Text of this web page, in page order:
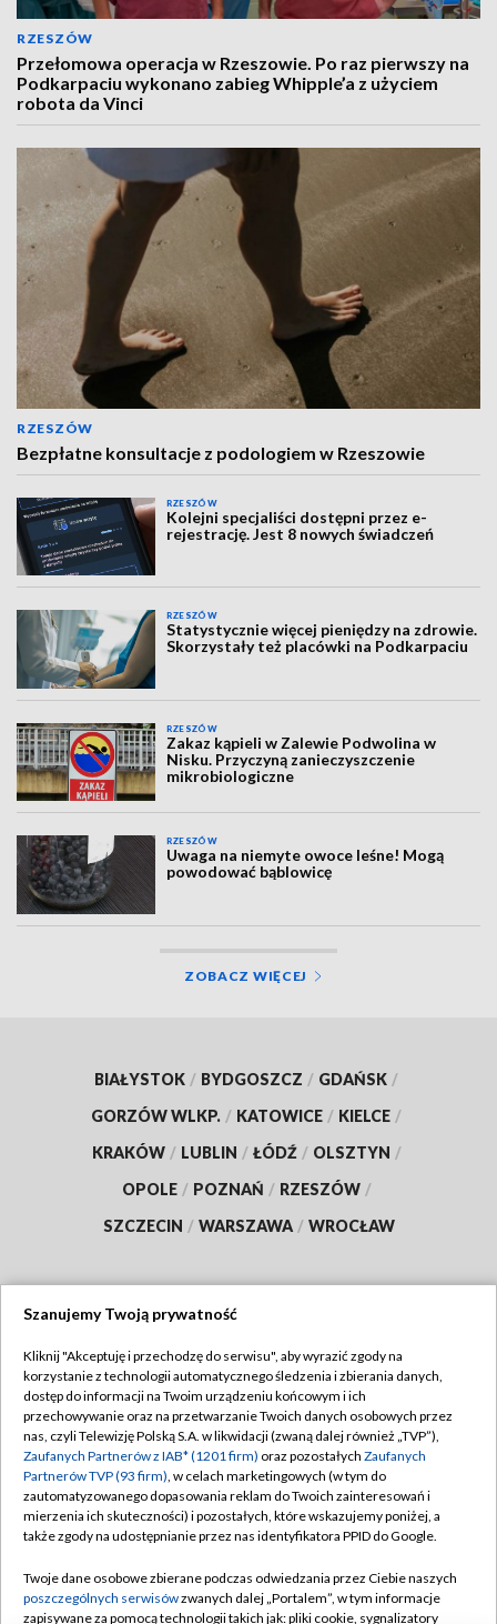
RZESZÓW
Przełomowa operacja w Rzeszowie. Po raz pierwszy na
Podkarpaciu wykonano zabieg Whipple’a z użyciem
robota da Vinci
RZESZÓW
Bezpłatne konsultacje z podologiem w Rzeszowie
RZESZÓW
Kolejni specjaliści dostępni przez e-
rejestrację. Jest 8 nowych świadczeń
RZESZÓW
Statystycznie więcej pieniędzy na zdrowie.
Skorzystały też placówki na Podkarpaciu
RZESZÓW
Zakaz kąpieli w Zalewie Podwolina w
Nisku. Przyczyną zanieczyszczenie
mikrobiologiczne
RZESZÓW
Uwaga na niemyte owoce leśne! Mogą
powodować bąblowicę
ZOBACZ WIĘCEJ
BIAŁYSTOK / BYDGOSZCZ / GDAŃSK /
GORZÓW WLKP. / KATOWICE / KIELCE /
KRAKÓW / LUBLIN / ŁÓDŹ / OLSZTYN /
OPOLE / POZNAŃ / RZESZÓW /
SZCZECIN / WARSZAWA / WROCŁAW
TVP
Abonament TVP
Emisja w TVP
Centrum informacji TVP
Naziemna Telewizja Cyfrowa
Rada Programowa
Regulamin TVP
Polityka prywatności
Moje zgody
Pomoc
Kontakt
Szanujemy Twoją prywatność
Kliknij "Akceptuję i przechodzę do serwisu", aby wyrazić zgody na
korzystanie z technologii automatycznego śledzenia i zbierania danych,
dostęp do informacji na Twoim urządzeniu końcowym i ich
przechowywanie oraz na przetwarzanie Twoich danych osobowych przez
nas, czyli Telewizję Polską S.A. w likwidacji (zwaną dalej również „TVP”),
Zaufanych Partnerów z IAB* (1201 firm) oraz pozostałych Zaufanych
Partnerów TVP (93 firm), w celach marketingowych (w tym do
zautomatyzowanego dopasowania reklam do Twoich zainteresowań i
mierzenia ich skuteczności) i pozostałych, które wskazujemy poniżej, a
także zgody na udostępnianie przez nas identyfikatora PPID do Google.
Twoje dane osobowe zbierane podczas odwiedzania przez Ciebie naszych
poszczególnych serwisówzwanych dalej „Portalem”, w tym informacje
zapisywane za pomocą technologii takich jak: pliki cookie, sygnalizatory